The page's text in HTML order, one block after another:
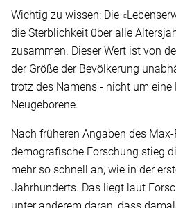
Wichtig zu wissen: Die
die Sterblichkeit über alle
zusammen. Dieser Wert ist von
der Größe der Bevölkerung
trotz des Namens - nicht um eine
Neugeborene.
Nach früheren Angaben des
demografische Forschung stieg
mehr so schnell an, wie in der
Jahrhunderts. Das liegt laut